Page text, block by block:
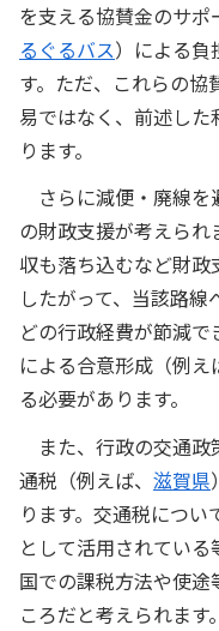
を支える協賛金のサポ
るぐるバス）による負
す。ただ、これらの
易ではなく、前述し
ります。
さらに減便・廃線を
の財政支援が考えられ
収も落ち込むなど財政
したがって、当該路
どの行政経費が節減で
による合意形成（例え
る必要があります。
また、行政の交通政
通税（例えば、 滋賀県
ります。交通税につ
として活用されてい
国での課税方法や使途
ころだと考えられます。